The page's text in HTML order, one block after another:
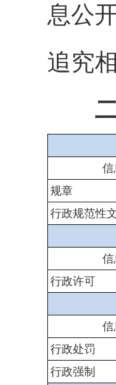
息公
追究
二
信
规章
行政规范性
信
行政许可
信
行政处罚
行政强制